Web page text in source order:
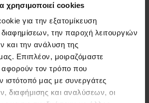
χρησιμοποιεί cookies
για την εξατομίκευση
την παροχή λειτουργιών
και την ανάλυση της
Επιπλέον, μοιραζόμαστε
τον τρόπο που
ιστότοπό μας με συνεργάτες
διαφήμισης και αναλύσεων, οι
FespaR, FespaT, Tekton, Fepla &
Τοίχος Αντιστήριξης, Ισουψείς |
με το αρχείο σας; Στείλτε
θα το λύσουμε!